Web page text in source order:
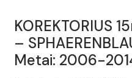
KOREKTORIUS
–
Metai: 2006-